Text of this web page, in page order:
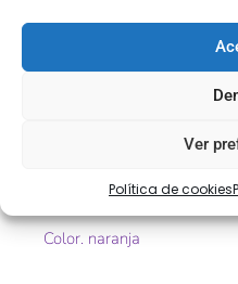
Ver
Política de cookies
Pasamanería de fantasía
Tamaño. 25 mm aprox
Color. naranja